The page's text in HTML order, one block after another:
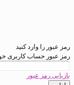
کنید
کاربری خود را وارد کنید